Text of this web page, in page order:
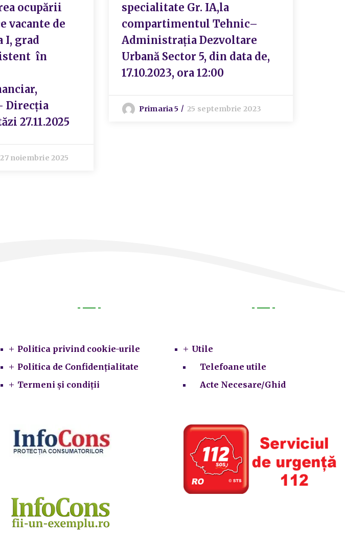
ocupării
vacante de
I, grad
în
Direcția
27.11.2025
27 noiembrie 2025
specialitate Gr. IA,la
compartimentul Tehnic–
Administrația Dezvoltare
Urbană Sector 5, din data de,
17.10.2023, ora 12:00
Primaria 5 25 septembrie 2023
Politica privind cookie-urile
Politica de Confidențialitate
Termeni și condiții
Utile
Telefoane utile
Acte Necesare/Ghid